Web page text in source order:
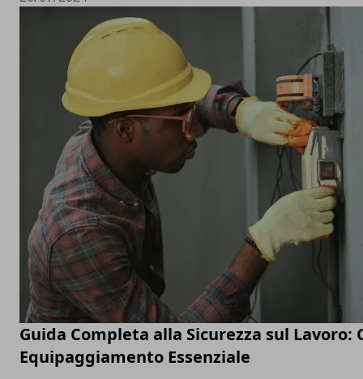
Guida Completa alla Sicurezza sul Lavoro:
Equipaggiamento Essenziale